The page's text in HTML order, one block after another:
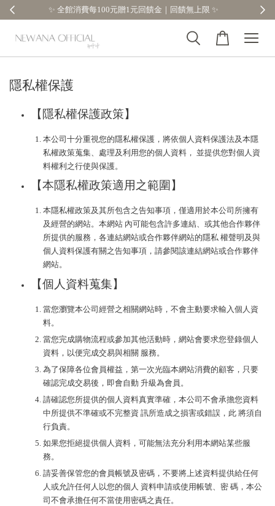
【分享購物評價💬】贈$30元購物金
隱私權保護
【隱私權保護政策】
本公司十分重視您的隱私權保護，將依個人資料保護法及本隱
私權政策蒐集、處理及利用您的個人資料， 並提供您對個人資
料權利之行使與保護。
【本隱私權政策適用之範圍】
本隱私權政策及其所包含之告知事項，僅適用於本公司所擁有
及經營的網站。本網站 內可能包含許多連結、或其他合作夥伴
所提供的服務，各連結網站或合作夥伴網站的隱私 權聲明及與
個人資料保護有關之告知事項，請參閱該連結網站或合作夥伴
網站。
【個人資料蒐集】
當您瀏覽本公司經營之相關網站時，不會主動要求輸入個人資
料。
當您完成購物流程或參加其他活動時，網站會要求您登錄個人
資料，以便完成交易與相關 服務。
為了保障各位會員權益，第一次光臨本網站消費的顧客，只要
確認完成交易後，即會自動 升級為會員。
請確認您所提供的個人資料真實準確，本公司不會承擔您資料
中所提供不準確或不完整資 訊所造成之損害或錯誤，此 將須自
行負責。
如果您拒絕提供個人資料，可能無法充分利用本網站某些服
務。
請妥善保管您的會員帳號及密碼，不要將上述資料提供給任何
人或允許任何人以您的個人 資料申請或使用帳號、密 碼，本公
司不會承擔任何不當使用密碼之責任。